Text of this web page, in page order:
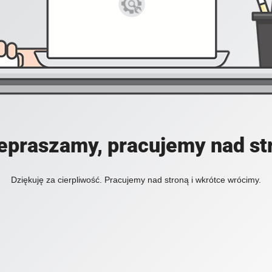
pracujemy nad
Dziękuję za cierpliwość. Pracujemy nad stroną i wkrótce wrócimy.